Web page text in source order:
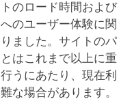
のロード時間および
のユーザー体験に関
ました。サイトのパ
はこれまで以上に重
うにあたり、現在利
な場合があります。